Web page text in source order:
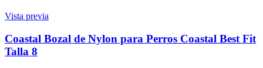
Vista previa
Coastal Bozal de Nylon para Perros Coastal Best Fit
Talla 8